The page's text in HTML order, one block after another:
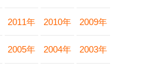
2011年 2010年 2009年
2005年 2004年 2003年